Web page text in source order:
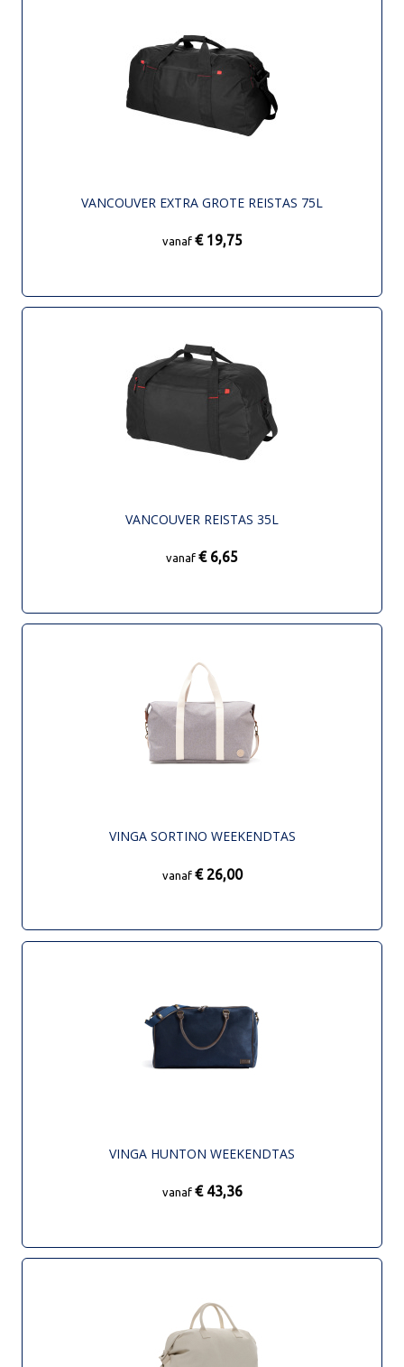
VANCOUVER EXTRA GROTE REISTAS 75L
vanaf € 19,75
VANCOUVER REISTAS 35L
vanaf € 6,65
VINGA SORTINO WEEKENDTAS
vanaf € 26,00
VINGA HUNTON WEEKENDTAS
vanaf € 43,36